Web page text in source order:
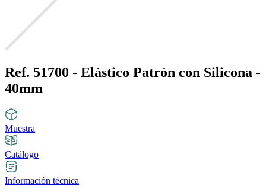
Ref. 51700 - Elástico Patrón con Silicona -
40mm
Muestra
Catálogo
Información técnica